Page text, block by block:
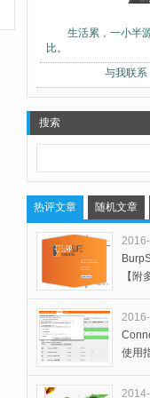
生活累，一小半
比。
与我联系
搜索
热评文章 随机文章
【附
使用